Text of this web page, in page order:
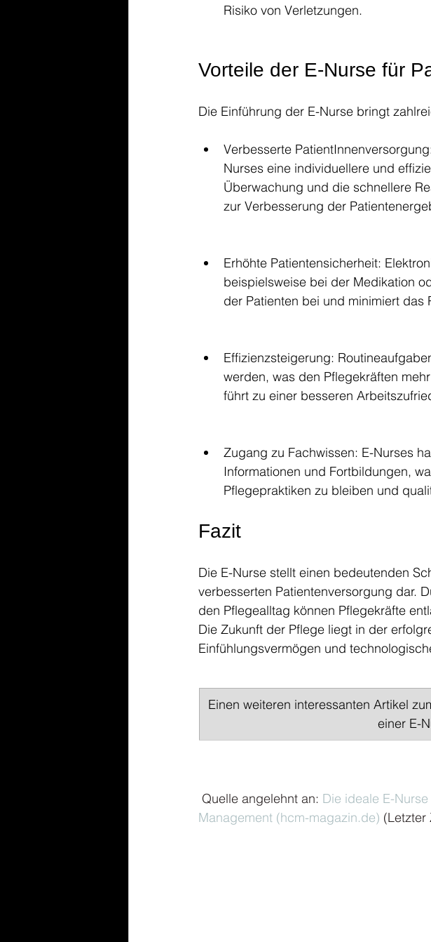
Risiko von Verletzungen.
Vorteile der E-Nurse für
Die Einführung der E-Nurse bringt
Verbesserte
Nurses eine individuellere und
Überwachung und die schnellere
zur Verbesserung der
Erhöhte Patientensicherheit:
beispielsweise bei der Medikation
der Patienten bei und minimiert das
Effizienzsteigerung:
werden, was den Pflegekräften
führt zu einer besseren
Zugang zu Fachwissen: E-Nurses
Informationen und Fortbildungen,
Pflegepraktiken zu bleiben und
Fazit
Die E-Nurse stellt einen bedeutenden
verbesserten Patientenversorgung dar.
den Pflegealltag können Pflegekräfte
Die Zukunft der Pflege liegt in der
Einfühlungsvermögen und
Einen weiteren interessanten Artikel
einer E-
Quelle angelehnt an: Die ideale E-
Management (hcm-magazin.de) (Letzter